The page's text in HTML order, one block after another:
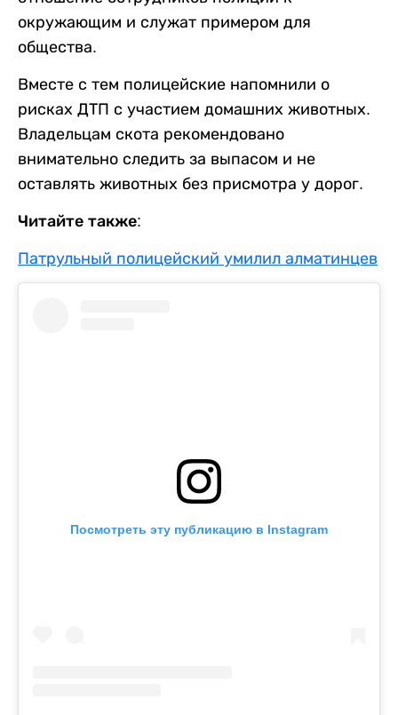
окружающим и служат примером для
общества.
Вместе с тем полицейские напомнили о
рисках ДТП с участием домашних животных.
Владельцам скота рекомендовано
внимательно следить за выпасом и не
оставлять животных без присмотра у дорог.
Читайте также:
Патрульный полицейский умилил алматинцев
Посмотреть эту публикацию в Instagram